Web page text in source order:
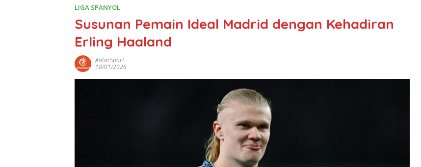
LIGA SPANYOL
Susunan Pemain Ideal Madrid dengan Kehadiran
Erling Haaland
AntarSport
18/01/2026